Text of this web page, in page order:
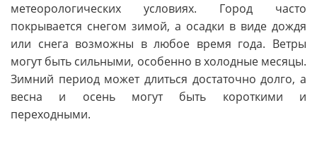
метеорологических условиях. Город часто
покрывается снегом зимой, а осадки в виде дождя
или снега возможны в любое время года. Ветры
могут быть сильными, особенно в холодные месяцы.
Зимний период может длиться достаточно долго, а
весна и осень могут быть короткими и
переходными.